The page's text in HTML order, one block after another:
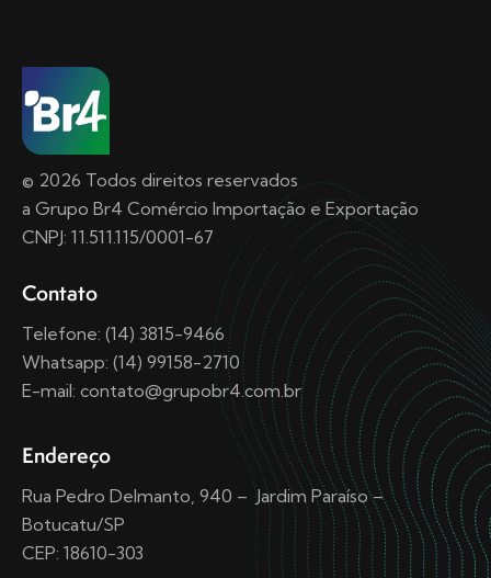
© 2026 Todos direitos reservados
a Grupo Br4 Comércio Importação e Exportação
CNPJ: 11.511.115/0001-67
Contato
Telefone: (14) 3815-9466
Whatsapp: (14) 99158-2710
E-mail: contato@grupobr4.com.br
Endereço
Rua Pedro Delmanto, 940 – Jardim Paraíso –
Botucatu/SP
CEP: 18610-303